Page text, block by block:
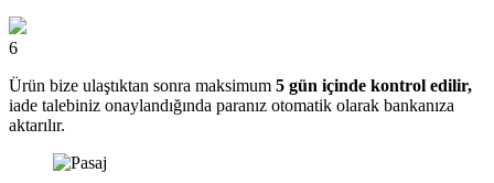
6
Ürün bize ulaştıktan sonra maksimum 5 gün içinde kontrol edilir,
iade talebiniz onaylandığında paranız otomatik olarak bankanıza
aktarılır.